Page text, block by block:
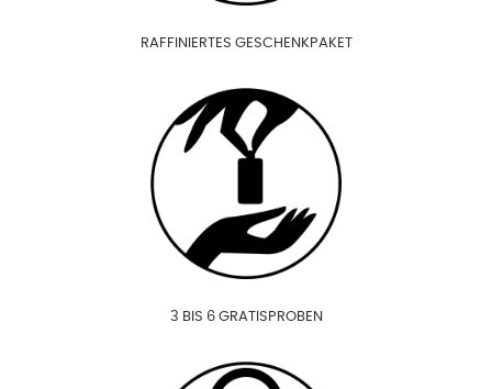
RAFFINIERTES GESCHENKPAKET
3 BIS 6 GRATISPROBEN